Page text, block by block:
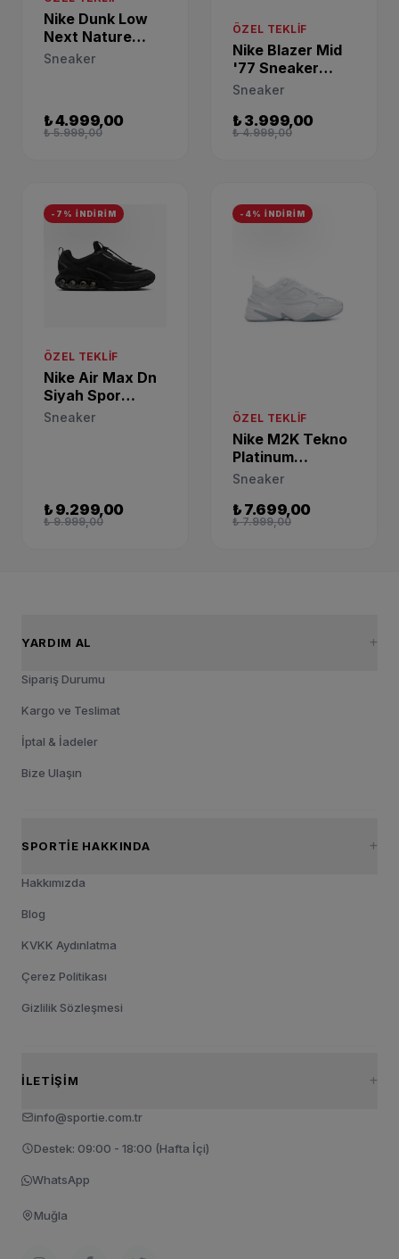
Nike Dunk Low
Next Nature
Sneaker
Sneaker
₺ 4.999,00
₺ 5.999,00
ÖZEL TEKLIF
Nike Blazer Mid
'77 Sneaker
DQ4124-107
Sneaker
₺ 3.999,00
₺ 4.999,00
-7% İNDİRİM
ÖZEL TEKLIF
Nike Air Max Dn
Siyah Spor
Ayakkabı
Sneaker
₺ 9.299,00
₺ 9.999,00
-4% İNDİRİM
ÖZEL TEKLIF
Nike M2K Tekno
Platinum
Sneaker
Sneaker
₺ 7.699,00
₺ 7.999,00
YARDIM AL
Sipariş Durumu
Kargo ve Teslimat
İptal & İadeler
Bize Ulaşın
SPORTIE HAKKINDA
Hakkımızda
Blog
KVKK Aydınlatma
Çerez Politikası
Gizlilik Sözleşmesi
İLETIŞIM
info@sportie.com.tr
Destek: 09:00 - 18:00 (Hafta İçi)
WhatsApp
Muğla